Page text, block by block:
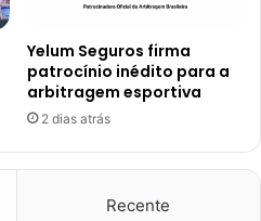
Yelum Seguros firma
patrocínio inédito para a
arbitragem esportiva
2 dias atrás
Recente